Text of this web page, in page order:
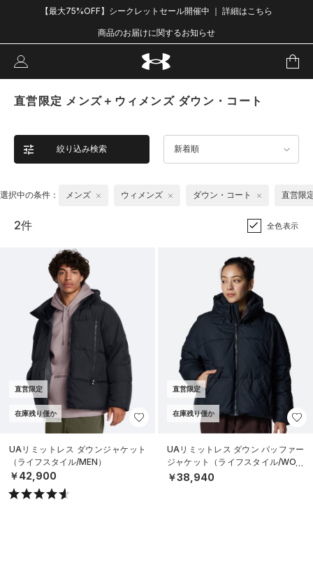
【最大75%OFF】シークレットセール開催中 ｜ 詳細はこちら
商品のお届けに関するお知らせ
直営限定 メンズ＋ウィメンズ ダウン・コート
絞り込み検索 新着順
選択中の条件： メンズ ウィメンズ ダウン・コート 直営限
2件 全色表示
直営限定
在庫残り僅か
UAリミットレス ダウンジャケット
（ライフスタイル/MEN）
￥42,900
直営限定
在庫残り僅か
UAリミットレス ダウン パッファー
ジャケット（ライフスタイル/WOM
EN）
￥38,940